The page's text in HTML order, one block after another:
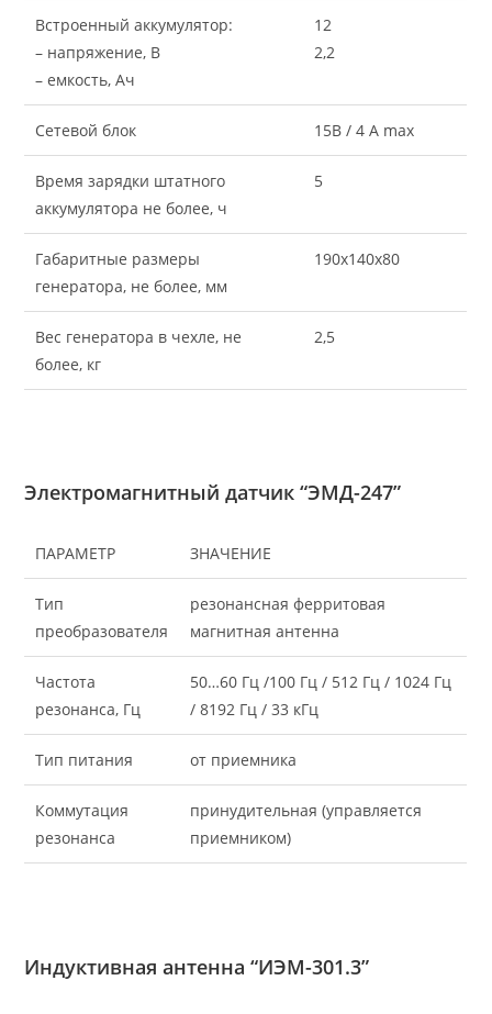
Встроенный аккумулятор:
– напряжение, В
– емкость, Ач
12
2,2
Сетевой блок 15В / 4 А max
Время зарядки штатного
аккумулятора не более, ч
5
Габаритные размеры
генератора, не более, мм
190х140х80
Вес генератора в чехле, не
более, кг
2,5
Электромагнитный датчик “ЭМД-247”
ПАРАМЕТР ЗНАЧЕНИЕ
Тип
преобразователя
резонансная ферритовая
магнитная антенна
Частота
резонанса, Гц
50…60 Гц /100 Гц / 512 Гц / 1024 Гц
/ 8192 Гц / 33 кГц
Тип питания от приемника
Коммутация
резонанса
принудительная (управляется
приемником)
Индуктивная антенна “ИЭМ-301.3”